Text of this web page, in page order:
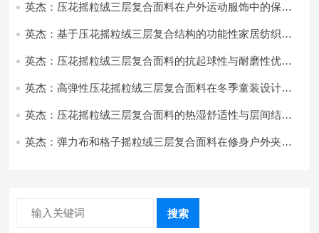
英杰：压花摇粒绒三层复合面料在户外运动服饰中的保暖
英杰：基于压花摇粒绒三层复合结构的功能性家居纺织品
英杰：压花摇粒绒三层复合面料的抗起球性与耐磨性优化
英杰：高弹性压花摇粒绒三层复合面料在冬季童装设计中
英杰：压花摇粒绒三层复合面料的热湿舒适性与层间结合
英杰：弹力布和格子摇粒绒三层复合面料在修身户外夹克
搜索